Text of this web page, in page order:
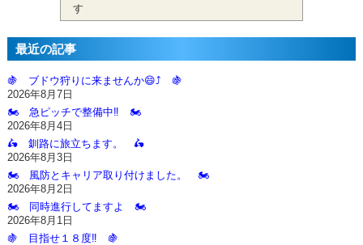
す
最近の記事
🍇 ブドウ狩りに来ませんか😄⤴️ 🍇
2026年8月7日
🏍️ 急ピッチで整備中‼️ 🏍️
2026年8月4日
🛵 釧路に旅立ちます。 🛵
2026年8月3日
🏍️ 風防とキャリア取り付けました。 🏍️
2026年8月2日
🏍️ 同時進行してますよ 🏍️
2026年8月1日
🍇 目指せ１８度‼️ 🍇